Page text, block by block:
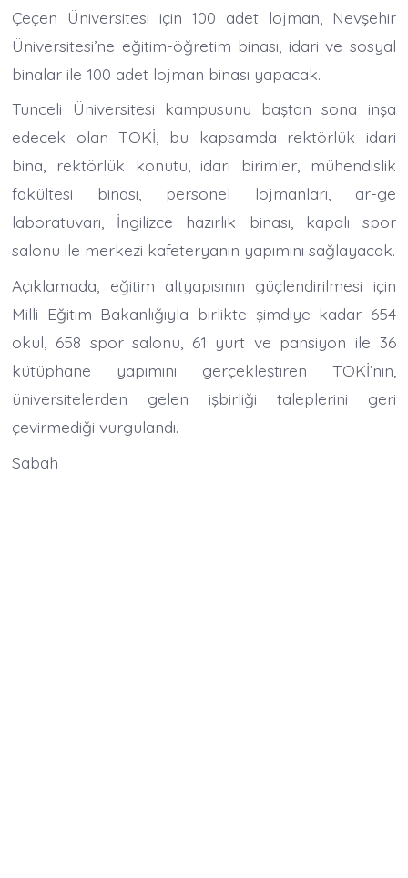
Çeçen Üniversitesi için 100 adet lojman, Nevşehir
Üniversitesi’ne eğitim-öğretim binası, idari ve sosyal
binalar ile 100 adet lojman binası yapacak.
Tunceli Üniversitesi kampusunu baştan sona inşa
edecek olan TOKİ, bu kapsamda rektörlük idari
bina, rektörlük konutu, idari birimler, mühendislik
fakültesi binası, personel lojmanları, ar-ge
laboratuvarı, İngilizce hazırlık binası, kapalı spor
salonu ile merkezi kafeteryanın yapımını sağlayacak.
Açıklamada, eğitim altyapısının güçlendirilmesi için
Milli Eğitim Bakanlığıyla birlikte şimdiye kadar 654
okul, 658 spor salonu, 61 yurt ve pansiyon ile 36
kütüphane yapımını gerçekleştiren TOKİ’nin,
üniversitelerden gelen işbirliği taleplerini geri
çevirmediği vurgulandı.
Sabah